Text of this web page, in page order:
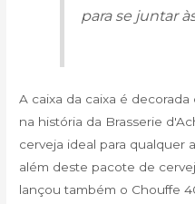
para se juntar
A caixa da caixa é
na história da Brasserie
cerveja ideal para qualquer
além deste pacote de
lançou também o Chouffe